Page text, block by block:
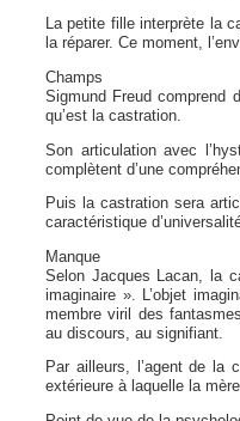
La petite fille interprète la
la réparer. Ce moment,
Champs
Sigmund Freud comprend
qu’est la castration.
Son articulation avec
complètent d’une
Puis la castration sera
caractéristique
Manque
Selon Jacques Lacan, la
imaginaire ». L’objet
membre viril des
au discours, au signifiant.
Par ailleurs, l’agent de la
extérieure à laquelle la